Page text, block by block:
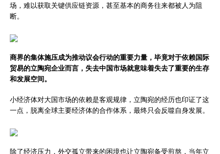
场，难以获取关键供应链资源，甚至基本的商务往来都被人为阻
断。
商界的集体施压成为推动议会行动的重要力量，毕竟对于依赖国际
贸易的立陶宛企业而言，失去中国市场就意味着失去了重要的生存
和发展空间。
小经济体对大国市场的依赖是客观规律，立陶宛的经历也印证了这
一点，脱离全球主要经济体的合作体系，最终只会反噬自身发展。
除了经济压力，外交孤立带来的困境也让立陶宛备受煎熬，当年立